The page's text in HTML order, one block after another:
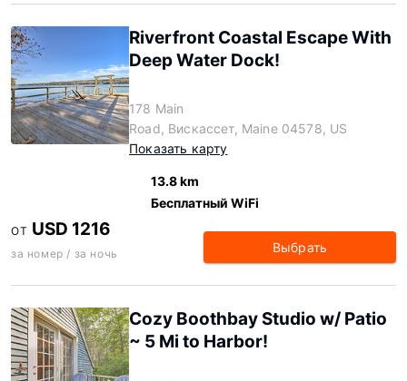
Riverfront Coastal Escape With
Deep Water Dock!
178 Main
Road, Вискассет, Maine 04578, US
Показать карту
13.8 km
Бесплатный WiFi
ОТ USD 1216
за номер / за ночь Выбрать
Cozy Boothbay Studio w/ Patio
~ 5 Mi to Harbor!